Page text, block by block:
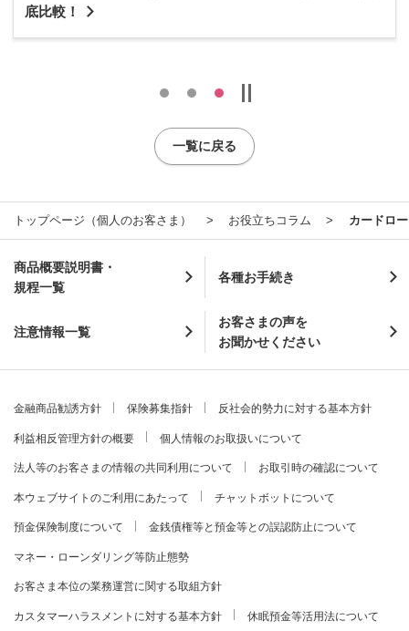
資産運用って必要なの？おすすめの資産運用商品を徹底解
一覧に戻る
トップページ（個人のお客さま） お役立ちコラム カードロ
商品概要説明書・
規程一覧
各種お手続き
注意情報一覧
お客さまの声を
お聞かせください
金融商品勧誘方針 保険募集指針 反社会的勢力に対する基本方針
利益相反管理方針の概要 個人情報のお取扱いについて
法人等のお客さまの情報の共同利用について お取引時の確認について
本ウェブサイトのご利用にあたって チャットボットについて
預金保険制度について 金銭債権等と預金等との誤認防止について
マネー・ローンダリング等防止態勢
お客さま本位の業務運営に関する取組方針
カスタマーハラスメントに対する基本方針 休眠預金等活用法について